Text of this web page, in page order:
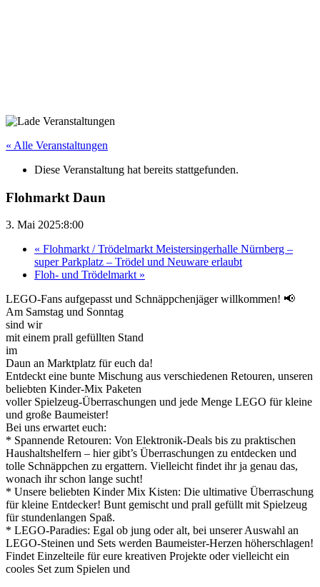
« Alle Veranstaltungen
Diese Veranstaltung hat bereits stattgefunden.
Flohmarkt Daun
3. Mai 2025:8:00
« Flohmarkt / Trödelmarkt Meistersingerhalle Nürnberg –
super Parkplatz – Trödel und Neuware erlaubt
Floh- und Trödelmarkt »
LEGO-Fans aufgepasst und Schnäppchenjäger willkommen! 📢
Am Samstag und Sonntag
sind wir
mit einem prall gefüllten Stand
im
Daun an Marktplatz für euch da!
Entdeckt eine bunte Mischung aus verschiedenen Retouren, unseren
beliebten Kinder-Mix Paketen
voller Spielzeug-Überraschungen und jede Menge LEGO für kleine
und große Baumeister!
Bei uns erwartet euch:
* Spannende Retouren: Von Elektronik-Deals bis zu praktischen
Haushaltshelfern – hier gibt’s Überraschungen zu entdecken und
tolle Schnäppchen zu ergattern. Vielleicht findet ihr ja genau das,
wonach ihr schon lange sucht!
* Unsere beliebten Kinder Mix Kisten: Die ultimative Überraschung
für kleine Entdecker! Bunt gemischt und prall gefüllt mit Spielzeug
für stundenlangen Spaß.
* LEGO-Paradies: Egal ob jung oder alt, bei unserer Auswahl an
LEGO-Steinen und Sets werden Baumeister-Herzen höherschlagen!
Findet Einzelteile für eure kreativen Projekte oder vielleicht ein
cooles Set zum Spielen und